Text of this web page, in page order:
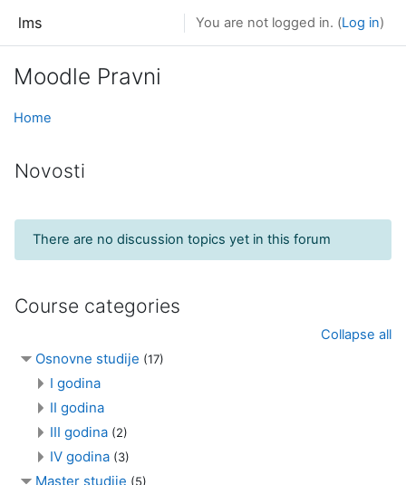
lms You are not logged in. (Log in)
Moodle Pravni
Home
Novosti
There are no discussion topics yet in this forum
Course categories
Collapse all
Osnovne studije (17)
I godina
II godina
III godina (2)
IV godina (3)
Master studije (5)